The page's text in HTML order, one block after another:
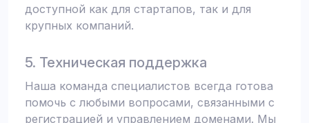
доступной как для стартапов, так и для
крупных компаний.
5. Техническая поддержка
Наша команда специалистов всегда готова
помочь с любыми вопросами, связанными с
регистрацией и управлением доменами. Мы